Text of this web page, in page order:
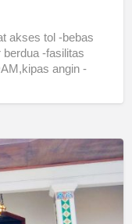
akses tol -bebas
-fasilitas
angin -